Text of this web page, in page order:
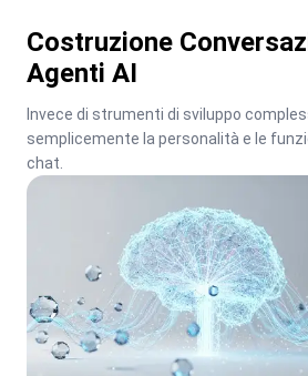
Costruzione
Agenti AI
Invece di strumenti di sviluppo
semplicemente la personalità e le
chat.